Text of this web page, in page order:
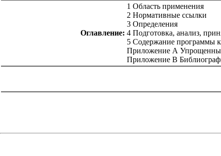
Оглавление:
1 Область применения
2 Нормативные ссылки
3 Определения
4 Подготовка, анализ,
5 Содержание программы
Приложение А
Приложение В